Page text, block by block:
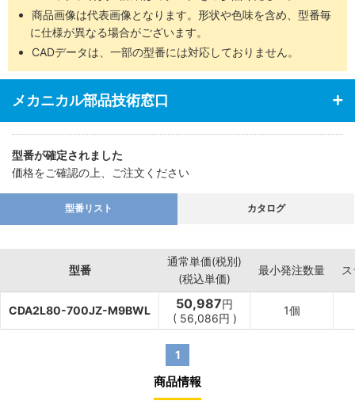
商品画像は代表画像となります。形状や色味を含め、型番毎
に仕様が異なる場合がございます。
CADデータは、一部の型番には対応しておりません。
メカニカル部品技術窓口
型番が確定されました
価格をご確認の上、ご注文ください
型番リスト カタログ
型番
通常単価(税別)
(税込単価)
最小発注数量
CDA2L80-700JZ-M9BWL 50,987円
( 56,086円 )
1個
1
商品情報